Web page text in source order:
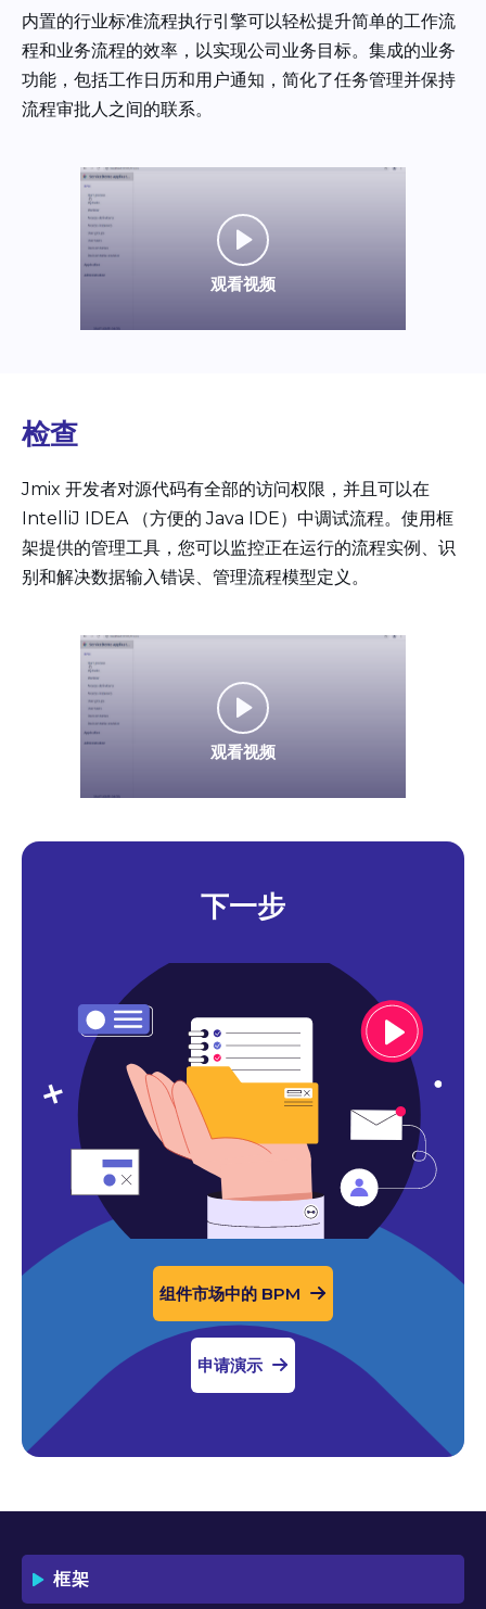
观看视频
内置的行业标准流程执行引擎可以轻松提升简单的工作流
程和业务流程的效率，以实现公司业务目标。集成的业务
功能，包括工作日历和用户通知，简化了任务管理并保持
流程审批人之间的联系。
检查
Jmix 开发者对源代码有全部的访问权限，并且可以在
IntelliJ IDEA （方便的 Java IDE）中调试流程。使用框
架提供的管理工具，您可以监控正在运行的流程实例、识
别和解决数据输入错误、管理流程模型定义。
观看视频
下一步
组件市场中的 BPM
申请演示
框架